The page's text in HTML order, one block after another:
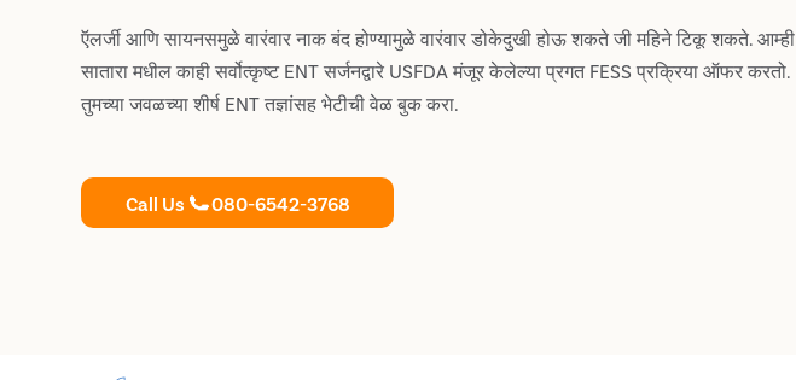
ऍलर्जी आणि सायनसमुळे वारंवार नाक बंद होण्यामुळे वारंवार डोकेदुखी होऊ शकते जी महिने टिकू शकते. आम्ही
सातारा मधील काही सर्वोत्कृष्ट ENT सर्जनद्वारे USFDA मंजूर केलेल्या प्रगत FESS प्रक्रिया ऑफर करतो.
तुमच्या जवळच्या शीर्ष ENT तज्ञांसह भेटीची वेळ बुक करा.
Call Us 080-6542-3768